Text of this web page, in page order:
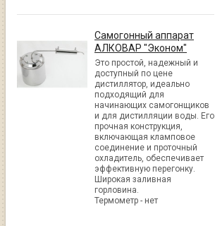
Самогонный аппарат
АЛКОВАР "Эконом"
Это простой, надежный и
доступный по цене
дистиллятор, идеально
подходящий для
начинающих самогонщиков
и для дистилляции воды. Его
прочная конструкция,
включающая кламповое
соединение и проточный
охладитель, обеспечивает
эффективную перегонку.
Широкая заливная
горловина.
Термометр - нет